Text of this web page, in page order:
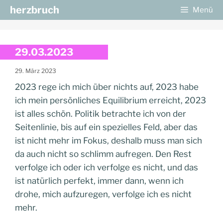
Zum
Inhalt
herzbruch Menü
29.03.2023
29. März 2023
2023 rege ich mich über nichts auf, 2023 habe
ich mein persönliches Equilibrium erreicht, 2023
ist alles schön. Politik betrachte ich von der
Seitenlinie, bis auf ein spezielles Feld, aber das
ist nicht mehr im Fokus, deshalb muss man sich
da auch nicht so schlimm aufregen. Den Rest
verfolge ich oder ich verfolge es nicht, und das
ist natürlich perfekt, immer dann, wenn ich
drohe, mich aufzuregen, verfolge ich es nicht
mehr.